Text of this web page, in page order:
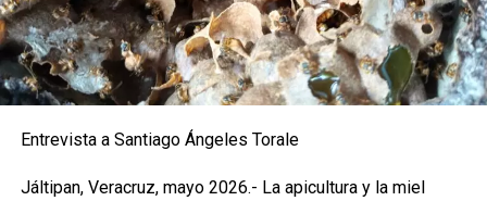
Entrevista a Santiago Ángeles Torale
Jáltipan, Veracruz, mayo 2026.- La apicultura y la miel